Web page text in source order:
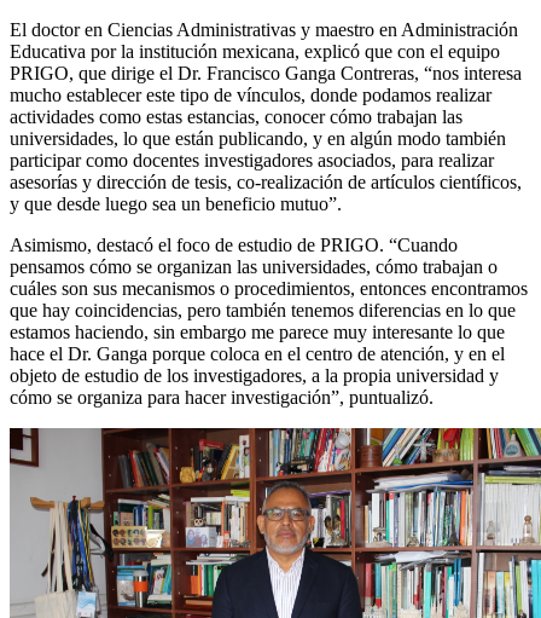
El doctor en Ciencias Administrativas y maestro en Administración
Educativa por la institución mexicana, explicó que con el equipo
PRIGO, que dirige el Dr. Francisco Ganga Contreras, “nos interesa
mucho establecer este tipo de vínculos, donde podamos realizar
actividades como estas estancias, conocer cómo trabajan las
universidades, lo que están publicando, y en algún modo también
participar como docentes investigadores asociados, para realizar
asesorías y dirección de tesis, co-realización de artículos científicos,
y que desde luego sea un beneficio mutuo”.
Asimismo, destacó el foco de estudio de PRIGO. “Cuando
pensamos cómo se organizan las universidades, cómo trabajan o
cuáles son sus mecanismos o procedimientos, entonces encontramos
que hay coincidencias, pero también tenemos diferencias en lo que
estamos haciendo, sin embargo me parece muy interesante lo que
hace el Dr. Ganga porque coloca en el centro de atención, y en el
objeto de estudio de los investigadores, a la propia universidad y
cómo se organiza para hacer investigación”, puntualizó.